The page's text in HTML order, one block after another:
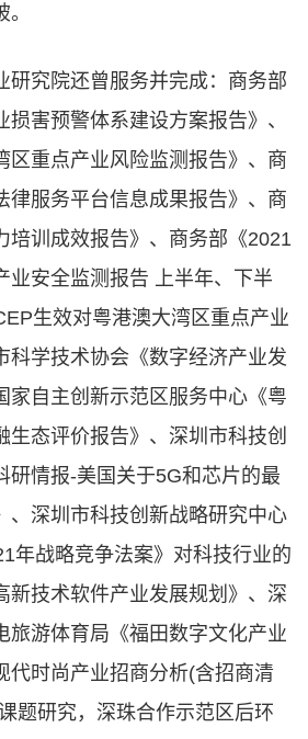
研究院还曾服务并完成：商务部
损害预警体系建设方案报告》、
区重点产业风险监测报告》、商
律服务平台信息成果报告》、商
培训成效报告》、商务部《2021
业安全监测报告 上半年、下半
生效对粤港澳大湾区重点产业
科学技术协会《数字经济产业发
家自主创新示范区服务中心《粤
生态评价报告》、深圳市科技创
研情报-美国关于5G和芯片的最
、深圳市科技创新战略研究中心
年战略竞争法案》对科技行业的
新技术软件产业发展规划》、深
旅游体育局《福田数字文化产业
代时尚产业招商分析(含招商清
题研究，深珠合作示范区后环